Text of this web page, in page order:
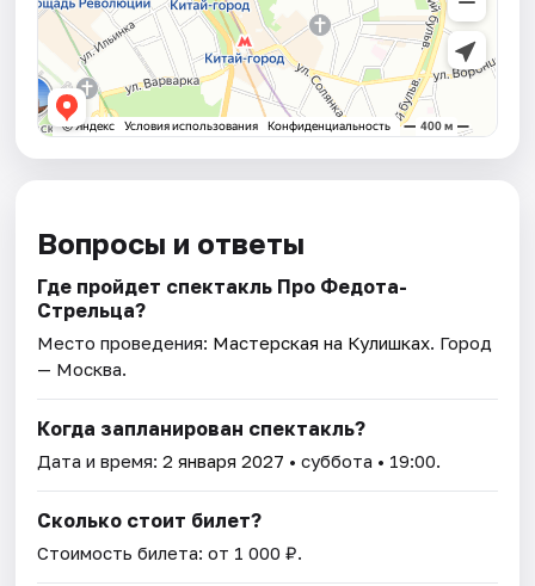
Вопросы и ответы
Где пройдет спектакль Про Федота-
Стрельца?
Место проведения: Мастерская на Кулишках. Город
— Москва.
Когда запланирован спектакль?
Дата и время:2 января 2027 • суббота • 19:00.
Сколько стоит билет?
Стоимость билета: от 1 000 ₽.